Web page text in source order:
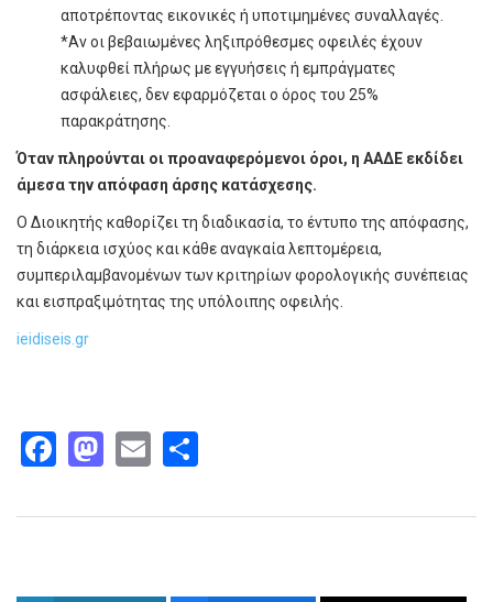
αποτρέποντας εικονικές ή υποτιμημένες συναλλαγές.
*Αν οι βεβαιωμένες ληξιπρόθεσμες οφειλές έχουν
καλυφθεί πλήρως με εγγυήσεις ή εμπράγματες
ασφάλειες, δεν εφαρμόζεται ο όρος του 25%
παρακράτησης.
Όταν πληρούνται οι προαναφερόμενοι όροι, η ΑΑΔΕ εκδίδει
άμεσα την απόφαση άρσης κατάσχεσης.
Ο Διοικητής καθορίζει τη διαδικασία, το έντυπο της απόφασης,
τη διάρκεια ισχύος και κάθε αναγκαία λεπτομέρεια,
συμπεριλαμβανομένων των κριτηρίων φορολογικής συνέπειας
και εισπραξιμότητας της υπόλοιπης οφειλής.
ieidiseis.gr
Facebook
Mastodon
Email